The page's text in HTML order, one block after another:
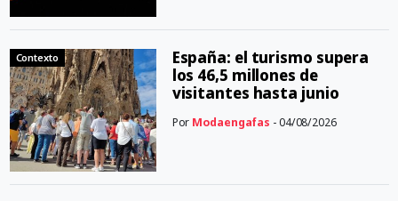
Contexto
España: el turismo supera
los 46,5 millones de
visitantes hasta junio
Por Modaengafas - 04/08/2026